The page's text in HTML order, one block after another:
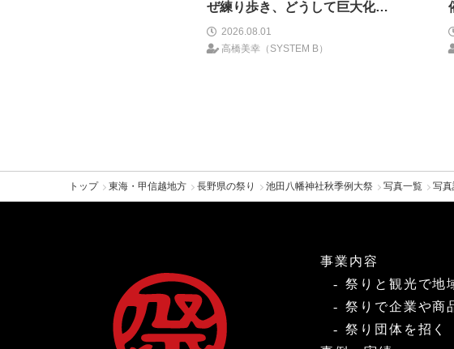
ぜ練り歩き、どうして巨大化し
たのか―山車とイノベーション
―＜前編＞
2026.08.01
高橋美幸（SYSTEM B）
トップ 東海・甲信越地方 長野県の祭り 池田八幡神社秋季例大祭 写真一覧 写真
事業内容
祭りと観光で地
祭りで企業や商
祭り団体を招く